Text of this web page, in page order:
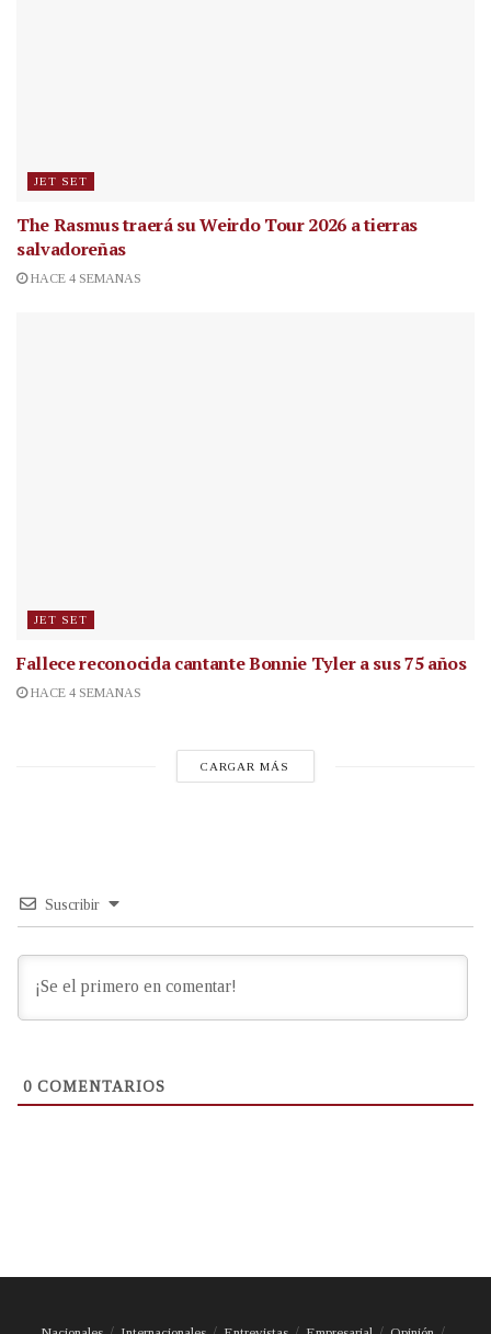
JET SET
The Rasmus traerá su Weirdo Tour 2026 a tierras
salvadoreñas
HACE 4 SEMANAS
JET SET
Fallece reconocida cantanteBonnie Tyler a sus 75 años
HACE 4 SEMANAS
CARGAR MÁS
Suscribir
0 COMENTARIOS